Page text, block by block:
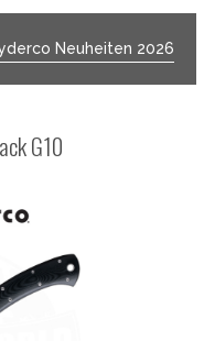
Neuheiten 2026
G10